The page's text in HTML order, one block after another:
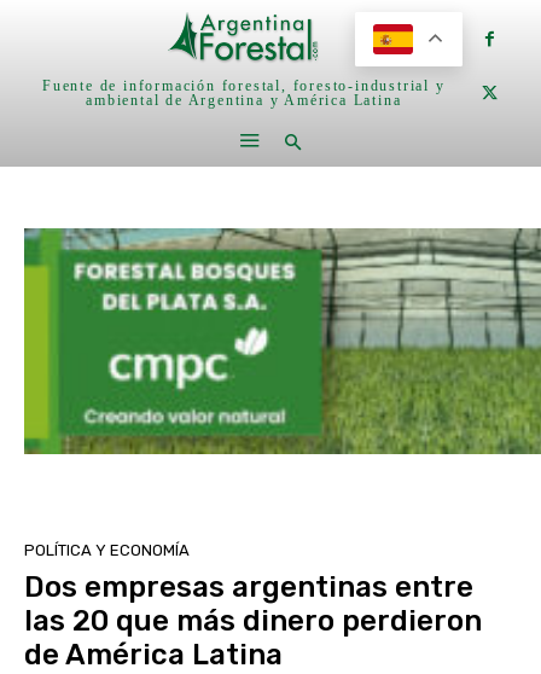
Fuente de información forestal, foresto-industrial y
ambiental de Argentina y América Latina
POLÍTICA Y ECONOMÍA
Dos empresas argentinas entre
las 20 que más dinero perdieron
de América Latina